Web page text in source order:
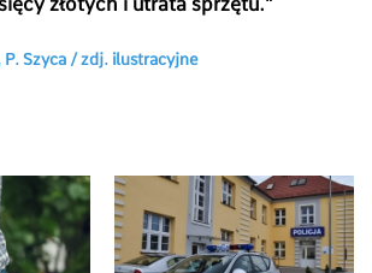
Szyca /zdj. ilustracyjne